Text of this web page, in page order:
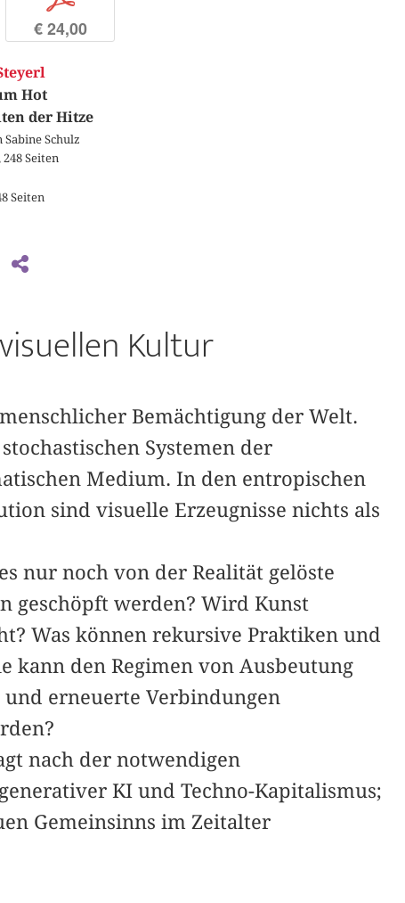
€ 24,00
Hot
der Hitze
Schulz
Seiten
Seiten
Kultur
Bemächtigung der Welt.
Systemen der
Medium. In den entropischen
sind visuelle Erzeugnisse nichts als
nur noch von der Realität gelöste
geschöpft werden? Wird Kunst
Was können rekursive Praktiken und
kann den Regimen von Ausbeutung
erneuerte Verbindungen
nach der notwendigen
KI und Techno-Kapitalismus;
Gemeinsinns im Zeitalter